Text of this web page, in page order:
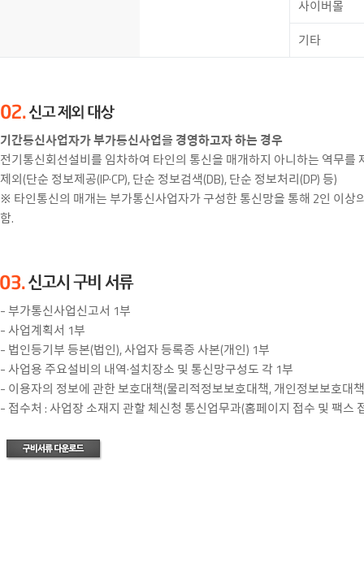
사이버몰
기타
기간통신사업자가 부가통신사업을 경영하고자 하는 경우
전기통신회선설비를 임차하여 타인의 통신을 매개하지 아니하는 역무
제외(단순 정보제공(IP·CP), 단순 정보검색(DB), 단순 정보처리(DP) 등)
※ 타인통신의 매개는 부가통신사업자가 구성한 통신망을 통해 2인 이상
함.
- 부가통신사업신고서 1부
- 사업계획서 1부
- 법인등기부 등본(법인), 사업자 등록증 사본(개인) 1부
- 사업용 주요설비의 내역·설치장소 및 통신망구성도 각 1부
- 이용자의 정보에 관한 보호대책(물리적정보보호대책, 개인정보보호대
- 접수처 : 사업장 소재지 관할 체신청 통신업무과(홈페이지 접수 및 팩스